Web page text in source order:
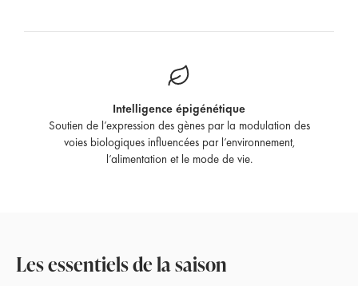
Intelligence épigénétique
Soutien de l’expression des gènes par la modulation des
voies biologiques influencées par l’environnement,
l’alimentation et le mode de vie.
Les essentiels de la saison